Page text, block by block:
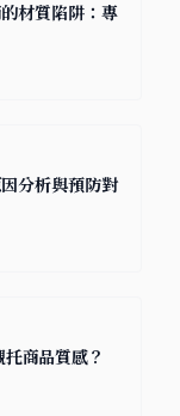
材質陷阱：專
分析與預防對
商品質感？